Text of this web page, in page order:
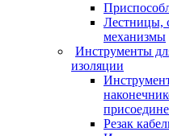
Лестницы,
механизмы
Инструменты
изоляции
Резак